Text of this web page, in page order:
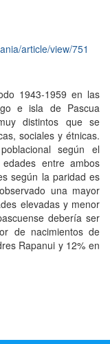
article/view/751
1943-1959 en las
e isla de Pascua
distintos que se
sociales y étnicas.
según el
entre ambos
según la paridad es
una mayor
elevadas y menor
debería ser
de nacimientos de
Rapanui y 12% en